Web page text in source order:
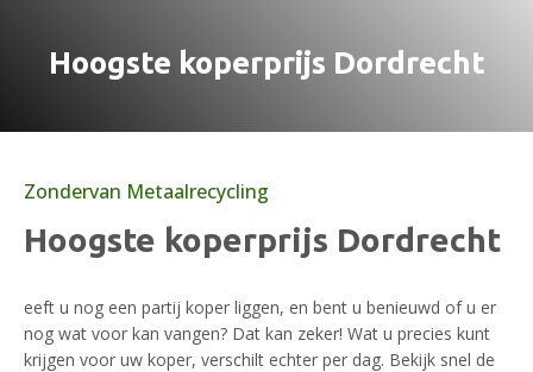
Hoogste koperprijs Dordrecht
Zondervan Metaalrecycling
Hoogste koperprijs Dordrecht
eeft u nog een partij koper liggen, en bent u benieuwd of u er
nog wat voor kan vangen? Dat kan zeker! Wat u precies kunt
krijgen voor uw koper, verschilt echter per dag. Bekijk snel de